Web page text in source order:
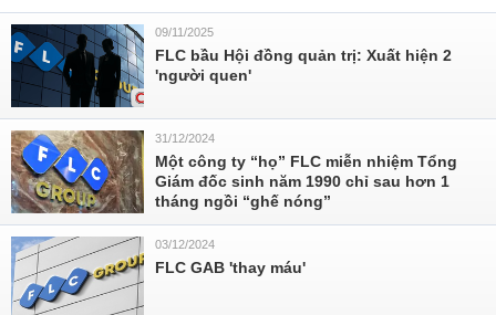
09/11/2025
FLC bầu Hội đồng quản trị: Xuất hiện 2
'người quen'
31/12/2024
Một công ty “họ” FLC miễn nhiệm Tổng
Giám đốc sinh năm 1990 chỉ sau hơn 1
tháng ngồi “ghế nóng”
03/12/2024
FLC GAB 'thay máu'